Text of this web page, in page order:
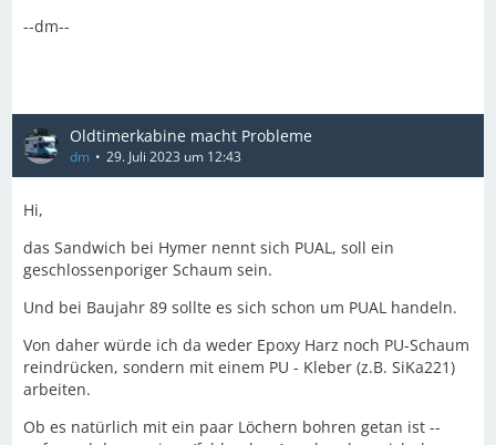
--dm--
Oldtimerkabine macht Probleme
dm 29. Juli 2023 um 12:43
Hi,
das Sandwich bei Hymer nennt sich PUAL, soll ein
geschlossenporiger Schaum sein.
Und bei Baujahr 89 sollte es sich schon um PUAL handeln.
Von daher würde ich da weder Epoxy Harz noch PU-Schaum
reindrücken, sondern mit einem PU - Kleber (z.B. SiKa221)
arbeiten.
Ob es natürlich mit ein paar Löchern bohren getan ist --